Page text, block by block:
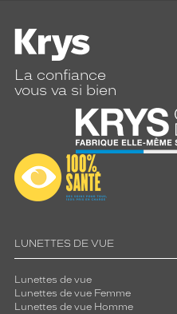
La confiance
vous va si bien
LUNETTES DE VUE
Lunettes de vue
Lunettes de vue Femme
Lunettes de vue Homme